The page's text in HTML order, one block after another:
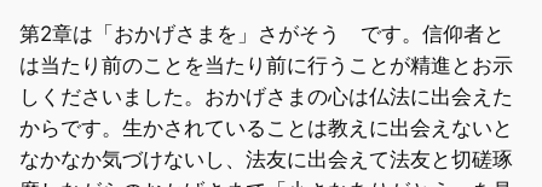
第2章は「おかげさまを」さがそう です。信仰者と
は当たり前のことを当たり前に行うことが精進とお示
しくださいました。おかげさまの心は仏法に出会えた
からです。生かされていることは教えに出会えないと
なかなか気づけないし、法友に出会えて法友と切磋琢